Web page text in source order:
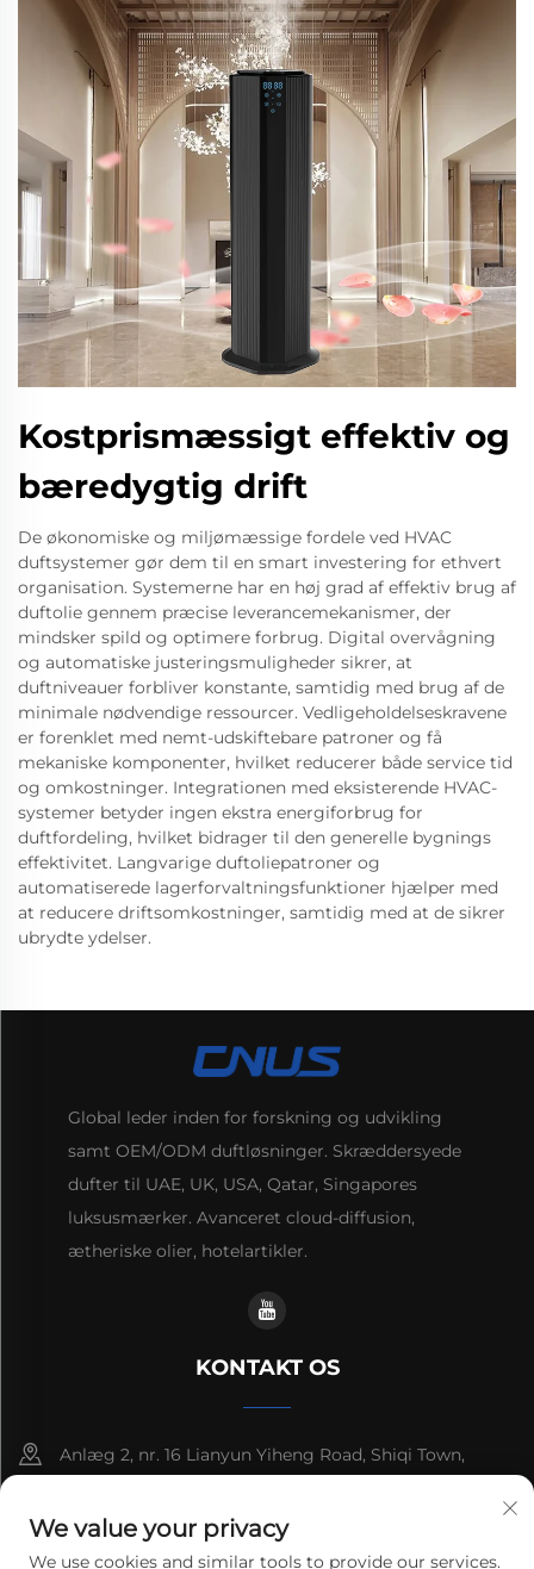
Kostprismæssigt effektiv og
bæredygtig drift
De økonomiske og miljømæssige fordele ved HVAC
duftsystemer gør dem til en smart investering for ethvert
organisation. Systemerne har en høj grad af effektiv brug af
duftolie gennem præcise leverancemekanismer, der
mindsker spild og optimere forbrug. Digital overvågning
og automatiske justeringsmuligheder sikrer, at
duftniveauer forbliver konstante, samtidig med brug af de
minimale nødvendige ressourcer. Vedligeholdelseskravene
er forenklet med nemt-udskiftebare patroner og få
mekaniske komponenter, hvilket reducerer både service tid
og omkostninger. Integrationen med eksisterende HVAC-
systemer betyder ingen ekstra energiforbrug for
duftfordeling, hvilket bidrager til den generelle bygnings
effektivitet. Langvarige duftoliepatroner og
automatiserede lagerforvaltningsfunktioner hjælper med
at reducere driftsomkostninger, samtidig med at de sikrer
ubrydte ydelser.
Global leder inden for forskning og udvikling
samt OEM/ODM duftløsninger. Skræddersyede
dufter til UAE, UK, USA, Qatar, Singapores
luksusmærker. Avanceret cloud-diffusion,
ætheriske olier, hotelartikler.
KONTAKT OS
Anlæg 2, nr. 16 Lianyun Yiheng Road, Shiqi Town,
+86-13192436782
We value your privacy
We use cookies and similar tools to provide our services.